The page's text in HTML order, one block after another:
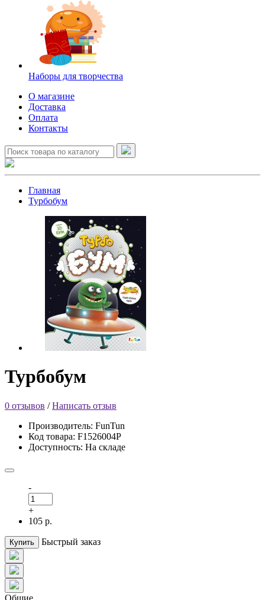
Наборы для творчества
О магазине
Доставка
Оплата
Контакты
Главная
Турбобум
Турбобум
0 отзывов /Написать отзыв
Производитель: FunTun
Код товара: F1526004Р
Доступность: На складе
-
+
105 р.
Купить Быстрый заказ
Общие